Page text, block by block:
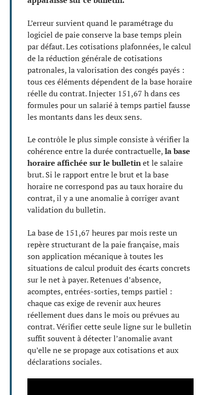
L’erreur survient quand le paramétrage du
logiciel de paie conserve la base temps plein
par défaut. Les cotisations plafonnées, le calcul
de la réduction générale de cotisations
patronales, la valorisation des congés payés :
tous ces éléments dépendent de la base horaire
réelle du contrat. Injecter 151,67 h dans ces
formules pour un salarié à temps partiel fausse
les montants dans les deux sens.
Le contrôle le plus simple consiste à vérifier la
cohérence entre la durée contractuelle,la base
horaire affichée sur le bulletinet le salaire
brut. Si le rapport entre le brut et la base
horaire ne correspond pas au taux horaire du
contrat, il y a une anomalie à corriger avant
validation du bulletin.
La base de 151,67 heures par mois reste un
repère structurant de la paie française, mais
son application mécanique à toutes les
situations de calcul produit des écarts concrets
sur le net à payer. Retenues d’absence,
acomptes, entrées-sorties, temps partiel :
chaque cas exige de revenir aux heures
réellement dues dans le mois ou prévues au
contrat. Vérifier cette seule ligne sur le bulletin
suffit souvent à détecter l’anomalie avant
qu’elle ne se propage aux cotisations et aux
déclarations sociales.